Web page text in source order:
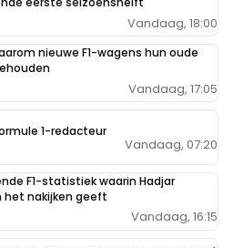
Vandaag, 18:00
nieuwe F1-wagens hun oude
Vandaag, 17:05
1-redacteur
Vandaag, 07:20
F1-statistiek waarin Hadjar
het nakijken geeft
Vandaag, 16:15